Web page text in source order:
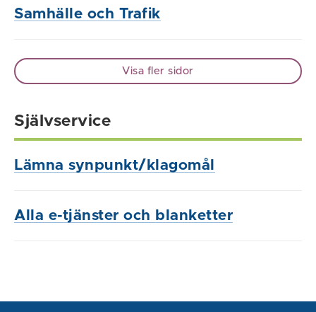
Samhälle och Trafik
Visa fler sidor
Självservice
Lämna synpunkt/klagomål
Alla e-tjänster och blanketter